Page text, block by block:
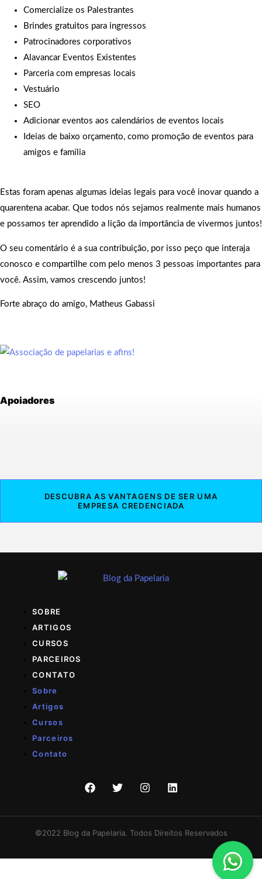
Comercialize os Palestrantes
Brindes gratuitos para ingressos
Patrocinadores corporativos
Alavancar Eventos Existentes
Parceria com empresas locais
Vestuário
SEO
Adicionar eventos aos calendários de eventos locais
Ideias de baixo orçamento, como promoção de eventos para
amigos e família
Estas foram apenas algumas ideias legais para você inovar quando a
quarentena acabar. Que todos nós sejamos realmente mais humanos
e possamos ter aprendido a lição da importância de vivermos juntos!
O seu comentário é a sua contribuição, por isso peço que interaja
conosco e compartilhe com pelo menos 3 pessoas importantes para
você. Assim, vamos crescendo juntos!
Forte abraço do amigo, Matheus Gabassi
Apoiadores
DESCUBRA AS VANTAGENS DE SER UMA
EMPRESA CREDENCIADA
SOBRE
ARTIGOS
CURSOS
PARCEIROS
CONTATO
Sobre
Artigos
Cursos
Parceiros
Contato
©2022 Blog da Papelaria. Todos Direitos Reservados